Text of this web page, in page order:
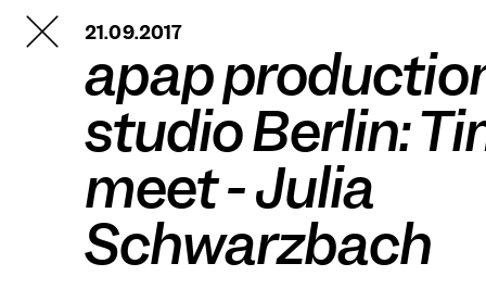
TANZFABRIK
BERLIN21.09.2017
apap
studio Berlin:
meet - Julia
Schwarzbach